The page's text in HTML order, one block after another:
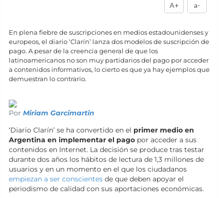
A+ a-
En plena fiebre de suscripciones en medios estadounidenses y
europeos, el diario ‘Clarín’ lanza dos modelos de suscripción de
pago. A pesar de la creencia general de que los
latinoamericanos no son muy partidarios del pago por acceder
a contenidos informativos, lo cierto es que ya hay ejemplos que
demuestran lo contrario.
Por Miriam Garcimartin
‘Diario Clarín’ se ha convertido en el primer medio en
Argentina en implementar el pago por acceder a sus
contenidos en Internet. La decisión se produce tras testar
durante dos años los hábitos de lectura de 1,3 millones de
usuarios y en un momento en el que los ciudadanos
empiezan a ser conscientes de que deben apoyar el
periodismo de calidad con sus aportaciones económicas.